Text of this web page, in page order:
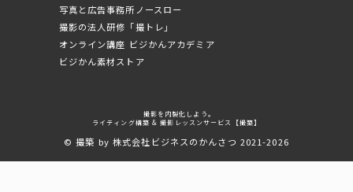
写真と広告事務所ノースロー
撮影の法人研修「撮トレ」
オンライン講座 ビジかんアカデミア
ビジかん素材ストア
撮影を内製化しよう。
ライティング構築 & 撮影レッスンサービス【撮築】
© 撮築 by 株式会社ビジネスのかんさつ 2021-2026